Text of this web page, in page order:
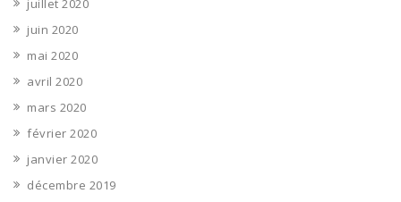
juillet 2020
juin 2020
mai 2020
avril 2020
mars 2020
février 2020
janvier 2020
décembre 2019